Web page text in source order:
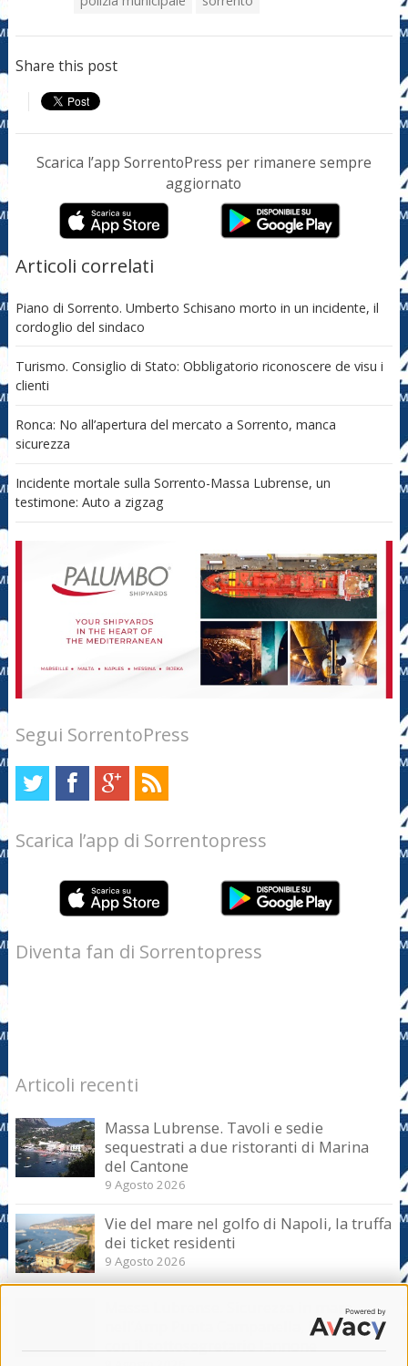
Share this post
Scarica l’app SorrentoPress per rimanere sempre
aggiornato
Articoli correlati
Piano di Sorrento. Umberto Schisano morto in un incidente, il
cordoglio del sindaco
Turismo. Consiglio di Stato: Obbligatorio riconoscere de visu i
clienti
Ronca: No all’apertura del mercato a Sorrento, manca
sicurezza
Incidente mortale sulla Sorrento-Massa Lubrense, un
testimone: Auto a zigzag
Segui SorrentoPress
Scarica l’app di Sorrentopress
Diventa fan di Sorrentopress
Articoli recenti
Massa Lubrense. Tavoli e sedie
sequestrati a due ristoranti di Marina
del Cantone
9 Agosto 2026
Vie del mare nel golfo di Napoli, la truffa
dei ticket residenti
9 Agosto 2026
Massa Lubrense. Sicurezza in mare
nell’Amp Punta Campanella, incontro
con il sottosegretario Iannone